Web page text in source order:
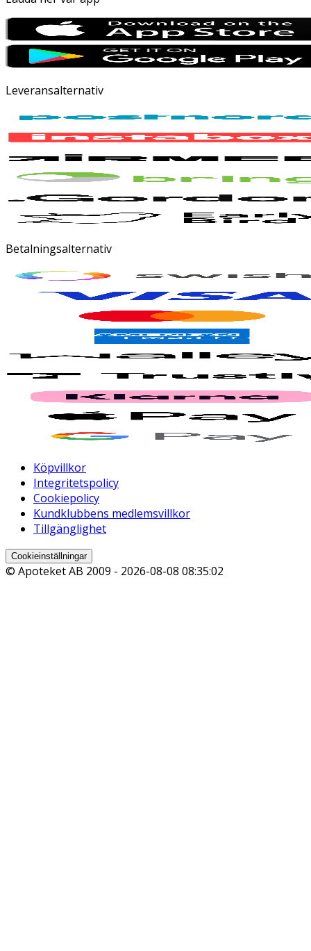
Leveransalternativ
Betalningsalternativ
Köpvillkor
Integritetspolicy
Cookiepolicy
Kundklubbens medlemsvillkor
Tillgänglighet
Cookieinställningar
© Apoteket AB 2009 - 2026-08-08 08:35:02